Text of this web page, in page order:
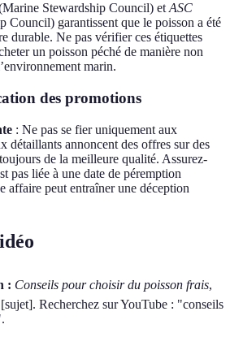
Stewardship Council) et ASC
Council) garantissent que le poisson a été
durable. Ne pas vérifier ces étiquettes
un poisson péché de manière non
marin.
des promotions
: Ne pas se fier uniquement aux
détaillants annoncent des offres sur des
de la meilleure qualité. Assurez-
pas liée à une date de péremption
affaire peut entraîner une déception
: Conseils pour choisir du poisson frais,
Recherchez sur YouTube : "conseils